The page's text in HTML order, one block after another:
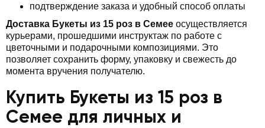
подтверждение заказа и удобный способ оплаты
Доставка Букеты из 15 роз в Семее осуществляется
курьерами, прошедшими инструктаж по работе с
цветочными и подарочными композициями. Это
позволяет сохранить форму, упаковку и свежесть до
момента вручения получателю.
Купить Букеты из 15 роз в
Семее для личных и